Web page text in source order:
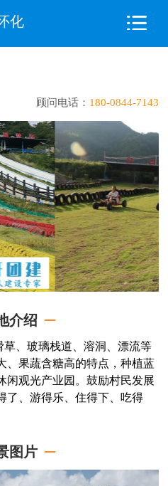
化
顾问电话： 180-0844-7143
介绍
、玻璃栈道、溶洞、漂流等
、果蔬含糖高的特点，种植蓝
闲观光产业园。鼓励村民发展
了、游得乐、住得下、吃得
图片